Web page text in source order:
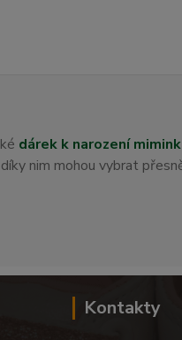
dárek k narození
nim mohou vybrat
Kontakty